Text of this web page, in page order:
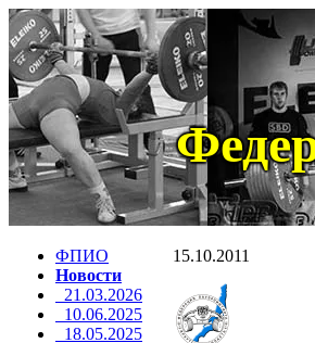
ФПИО
Новости
21.03.2026
10.06.2025
18.05.2025
15.10.2011